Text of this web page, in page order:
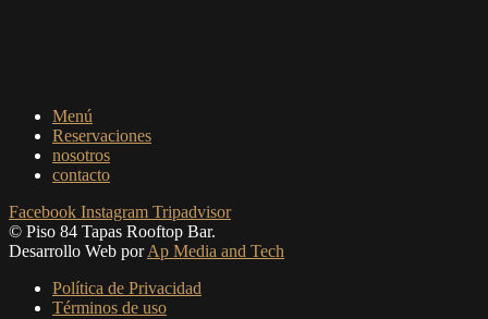
Menú
Reservaciones
nosotros
contacto
Facebook Instagram Tripadvisor
© Piso 84 Tapas Rooftop Bar.
Desarrollo Web porAp Media and Tech
Política de Privacidad
Términos de uso